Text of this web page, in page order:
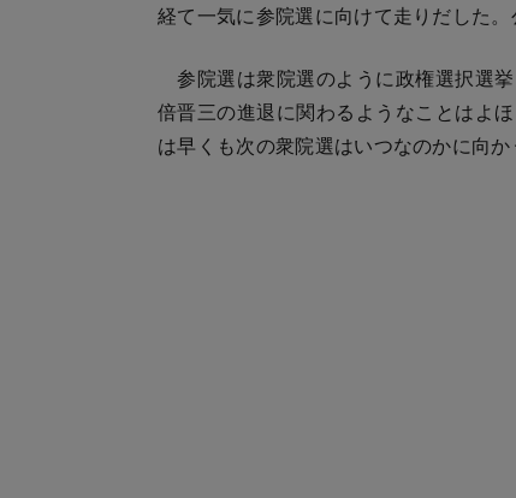
経て一気に参院選に向けて走りだした
参院選は衆院選のように政権選択選
倍晋三の進退に関わるようなことはよ
は早くも次の衆院選はいつなのかに向